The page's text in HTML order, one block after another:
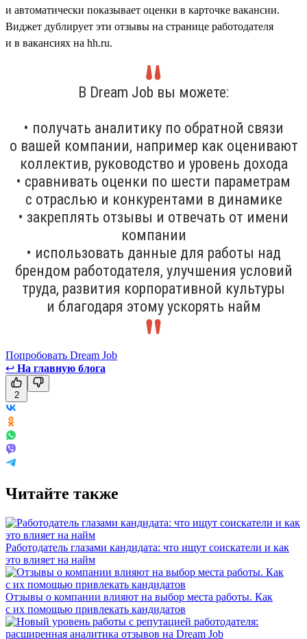
и автоматически показывает оценки в карточке вакансии.
Виджет дублирует эти отзывы на странице работодателя
и в вакансиях на hh.ru.
В Dream Job вы можете:
• получать аналитику по обратной связи
о вашей компании, например как оценивают
коллектив, руководство и уровень дохода
• сравнивать оценки по шести параметрам
с отраслью и конкурентами в динамике
• закреплять отзывы и отвечать от имени
компании
• использовать данные для работы над
брендом работодателя, улучшения условий
труда, развития корпоративной культуры
и благодаря этому ускорять найм
Попробовать Dream Job
↩ На главную блога
2
Читайте также
Работодатель глазами кандидата: что ищут соискатели и как
это влияет на найм
Отзывы о компании влияют на выбор места работы. Как
с их помощью привлекать кандидатов